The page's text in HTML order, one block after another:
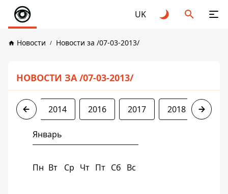
UK
Новости Новости за /07-03-2013/
НОВОСТИ ЗА /07-03-2013/
2013 2014 2016 2017 2018 2019
Январь
Пн Вт Ср Чт Пт Сб Вс